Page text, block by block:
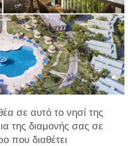
σε αυτό το νησί της
της διαμονής σας σε
που διαθέτει